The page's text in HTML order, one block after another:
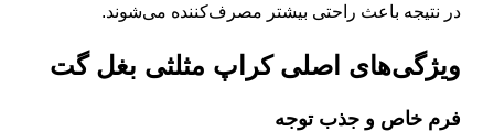
در نتیجه باعث راحتی بیشتر مصرف‌کننده می‌شوند.
ویژگی‌های اصلی کراپ‌ مثلثی بغل گت
فرم خاص و جذب توجه